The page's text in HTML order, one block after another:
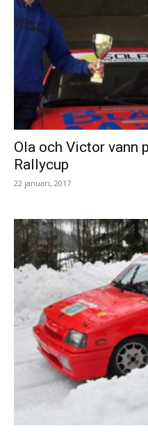
Ola och Victor vann
Rallycup
22 januari, 2017